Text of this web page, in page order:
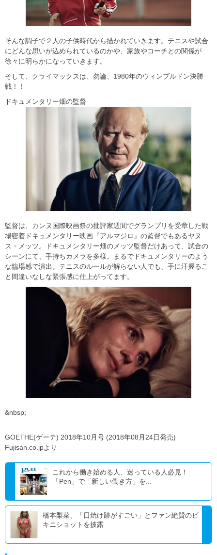
そんな調子で２人の子供時代から描かれていきます。テニスや試合
にどんな思いが込められているのかや、家族やコーチとの関係が
徐々に明らかになっていきます。
そして、クライマックスは、勿論、1980年のウィンブルドン決勝
戦！！
ドキュメンタリー畑の監督
監督は、カンヌ国際映画祭の批評家週間でグランプリを受章した戦
場密着ドキュメンタリー映画『アルマジロ』の監督でもあるヤヌ
ス・メッツ。ドキュメンタリー畑のメッツ監督だけあって、試合の
シーンにて、手持ちカメラを多様。まるでドキュメンタリーのよう
な臨場感で演出。テニスのルールが解らない人でも、手に汗握るこ
と間違いなしな緊張感に仕上がってます。
&nbsp;
GOETHE(ゲーテ) 2018年10月号 (2018年08月24日発売)
Fujisan.co.jpより
これから働き始める人、迷っている人必見！
「Pen」で「新しい働き方」を...
橋本梨菜、「日焼け跡がすごい」とファン絶賛のビ
キニショットを披露